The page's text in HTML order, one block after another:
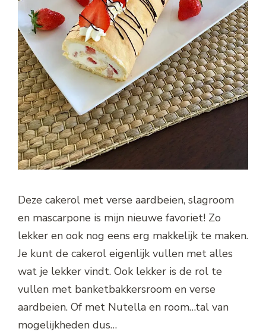
Deze cakerol met verse aardbeien, slagroom
en mascarpone is mijn nieuwe favoriet! Zo
lekker en ook nog eens erg makkelijk te maken.
Je kunt de cakerol eigenlijk vullen met alles
wat je lekker vindt. Ook lekker is de rol te
vullen met banketbakkersroom en verse
aardbeien. Of met Nutella en room…tal van
mogelijkheden dus…